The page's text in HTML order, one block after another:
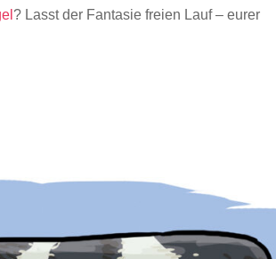
? Lasstder Fantasie freien Lauf – eurer